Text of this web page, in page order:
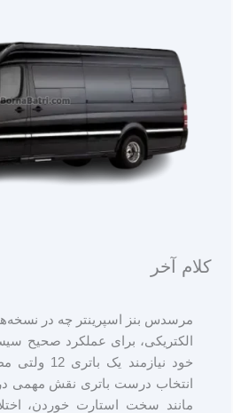
کلام آخر
مرسدس بنز اسپرینتر چه در
الکتریکی، برای عملکرد صحیح
خود نیازمند
انتخاب درست باتری نقش مهمی